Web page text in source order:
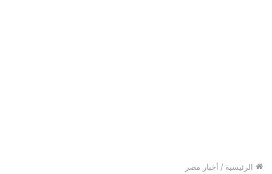
الرئيسية / أخبار مصر